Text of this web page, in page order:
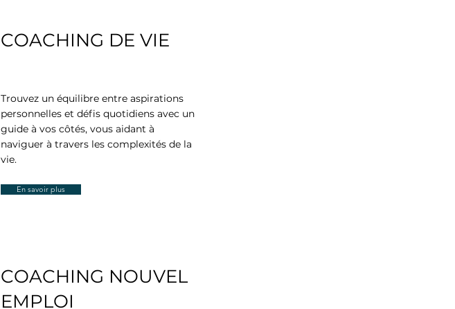
Trouvez un équilibre entre aspirations
personnelles et défis quotidiens avec un
guide à vos côtés, vous aidant à
naviguer à travers les complexités de la
vie.
En savoir plus
COACHING DE VIE
COACHING NOUVEL
EMPLOI